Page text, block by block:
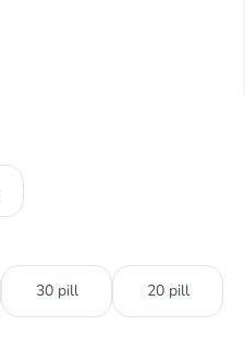
30 pill 20 pill